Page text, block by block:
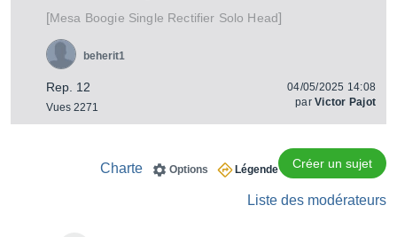
[Mesa Boogie Single Rectifier Solo Head]
Rep. 12
Vues 2271
beherit1
04/05/2025 14:08
parVictor Pajot
Créer un sujet
Légende
Options
Charte
Liste des modérateurs